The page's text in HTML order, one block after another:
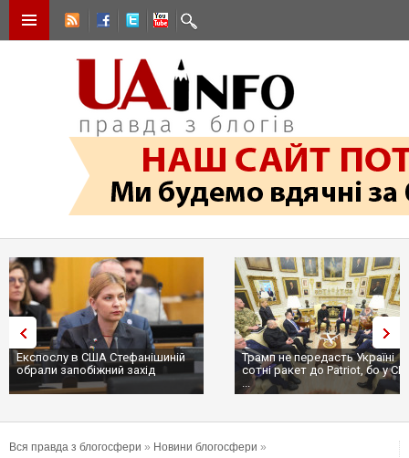
Експослу в США Стефанішиній
обрали запобіжний захід
Трамп не передасть Україні
сотні ракет до Patriot, бо у
...
Вся правда з блогосфери » Новини блогосфери »